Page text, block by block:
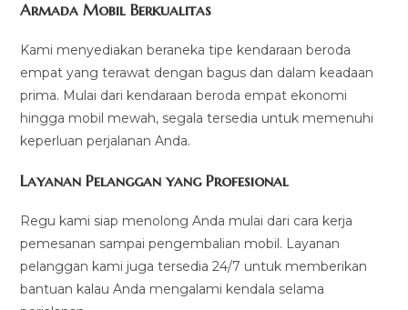
Armada Mobil Berkualitas
Kami menyediakan beraneka tipe kendaraan beroda
empat yang terawat dengan bagus dan dalam keadaan
prima. Mulai dari kendaraan beroda empat ekonomi
hingga mobil mewah, segala tersedia untuk memenuhi
keperluan perjalanan Anda.
Layanan Pelanggan yang Profesional
Regu kami siap menolong Anda mulai dari cara kerja
pemesanan sampai pengembalian mobil. Layanan
pelanggan kami juga tersedia 24/7 untuk memberikan
bantuan kalau Anda mengalami kendala selama